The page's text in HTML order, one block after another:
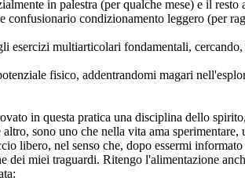
in palestra (per qualche mese) e il resto
confusionario condizionamento leggero (per
multiarticolari fondamentali, cercando,
fisico, addentrandomi magari
in questa pratica una disciplina dello
sono uno che nella vita ama sperimentare,
libero, nel senso che, dopo essermi
miei traguardi. Ritengo l'alimentazione